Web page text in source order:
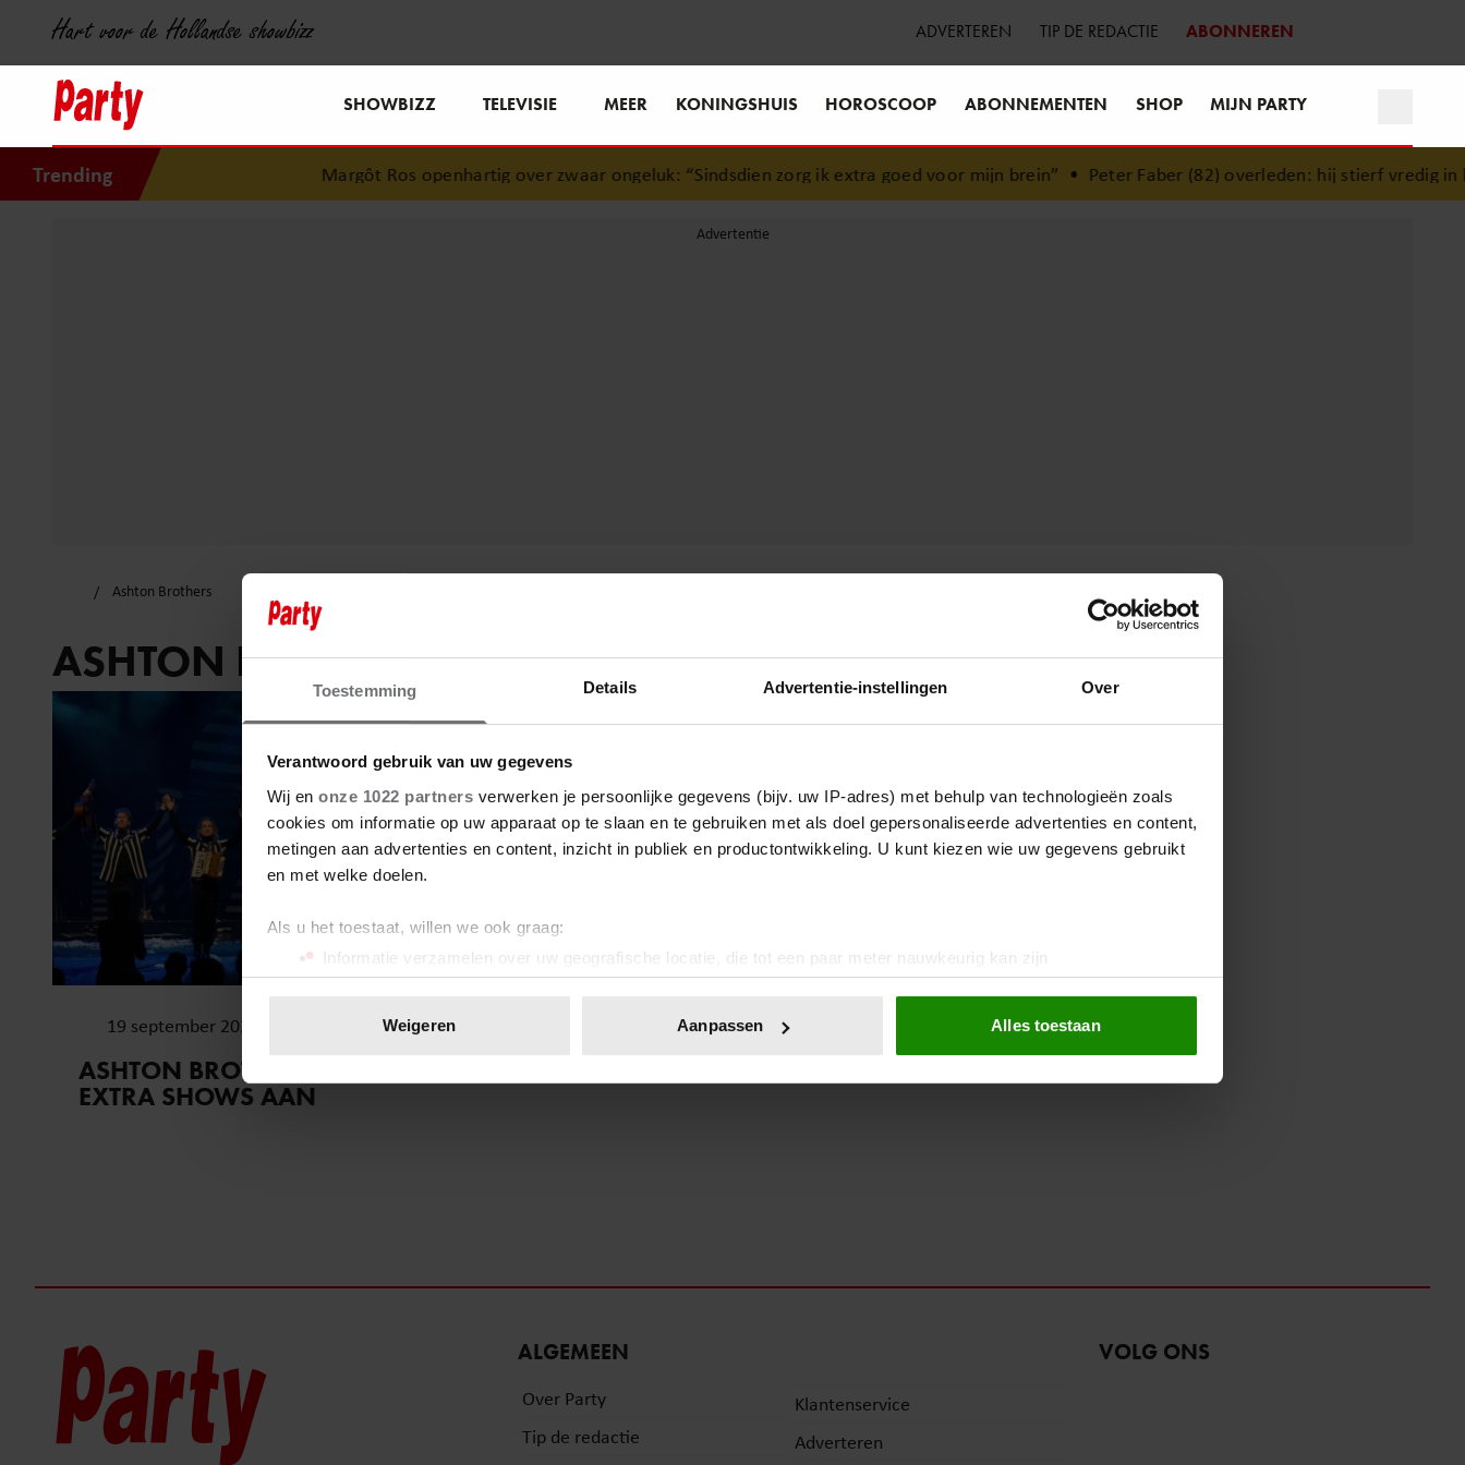
Toestemming Details Advertentie-instellingen Over
Verantwoord gebruik van uw gegevens
Wij en onze 1022 partners verwerken je persoonlijke gegevens (bijv. uw IP-adres) met behulp van technologieën zoals
cookies om informatie op uw apparaat op te slaan en te gebruiken met als doel gepersonaliseerde advertenties en content,
metingen aan advertenties en content, inzicht in publiek en productontwikkeling. U kunt kiezen wie uw gegevens gebruikt
en met welke doelen.
Als u het toestaat, willen we ook graag:
Informatie verzamelen over uw geografische locatie, die tot een paar meter nauwkeurig kan zijn
Uw apparaat identificeren door het actief te scannen op specifieke eigenschappen (fingerprinting)
toestemming op elk moment wijzigen of intrekken in de Cookieverklaring.
We gebruiken cookies om content en advertenties te personaliseren, om functies voor social media te bieden en om ons
Weigeren Aanpassen Alles toestaan
Hart voor de Hollandse showbizz ADVERTEREN TIP DE REDACTIE ABONNEREN
SHOWBIZZ TELEVISIE MEER KONINGSHUIS HOROSCOOP ABONNEMENTEN SHOP MIJN PARTY
Trending Margôt Ros openhartig over zwaar ongeluk: “Sindsdien zorg ik extra goed voor mijn brein”•Peter Faber (82) overleden: hij stierf vredig in
Ashton Brothers
ASHTON BROTHERS
19 september 2024
ASHTON BROTHERS KONDIGEN
EXTRA SHOWS AAN
ALGEMEEN
Over Party
Tip de redactie
Klantenservice
Adverteren
VOLG ONS